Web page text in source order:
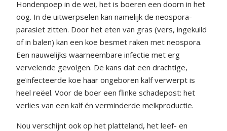
Hondenpoep in de wei, het is boeren een doorn in het
oog. In de uitwerpselen kan namelijk de neospora-
parasiet zitten. Door het eten van gras (vers, ingekuild
of in balen) kan een koe besmet raken met neospora.
Een nauwelijks waarneembare infectie met erg
vervelende gevolgen. De kans dat een drachtige,
geïnfecteerde koe haar ongeboren kalf verwerpt is
heel reëel. Voor de boer een flinke schadepost: het
verlies van een kalf én verminderde melkproductie.
Nou verschijnt ook op het platteland, het leef- en